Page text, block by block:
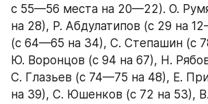
с 55—56 места на 20—22). О.
на 28), Р. Абдулатипов (с 29 на
(с 64—65 на 34), С. Степашин (с
Ю. Воронцов (с 94 на 67), Н. Рябов
С. Глазьев (с 74—75 на 48), Е.
на 39), С. Юшенков (с 72 на 53),